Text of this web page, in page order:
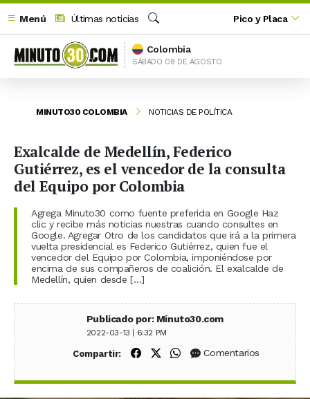
Menú
Últimas noticias
Buscar
Pico y Placa
Colombia
SÁBADO 08 DE AGOSTO
MINUTO30 COLOMBIA NOTICIAS DE POLÍTICA
Exalcalde de Medellín, Federico
Gutiérrez, es el vencedor de la consulta
del Equipo por Colombia
Agrega Minuto30 como fuente preferida en Google Haz
clic y recibe más noticias nuestras cuando consultes en
Google. Agregar Otro de los candidatos que irá a la primera
vuelta presidencial es Federico Gutiérrez, quien fue el
vencedor del Equipo por Colombia, imponiéndose por
encima de sus compañeros de coalición. El exalcalde de
Medellín, quien desde […]
Publicado por: Minuto30.com
2022-03-13 | 6:32 PM
Compartir: Compartir en Facebook
Compartir en X (Twitter)
Compartir en WhatsApp
Comentarios